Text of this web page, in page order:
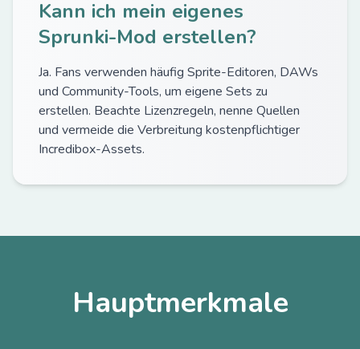
Kann ich mein eigenes
Sprunki-Mod erstellen?
Ja. Fans verwenden häufig Sprite-Editoren, DAWs
und Community-Tools, um eigene Sets zu
erstellen. Beachte Lizenzregeln, nenne Quellen
und vermeide die Verbreitung kostenpflichtiger
Incredibox-Assets.
Hauptmerkmale